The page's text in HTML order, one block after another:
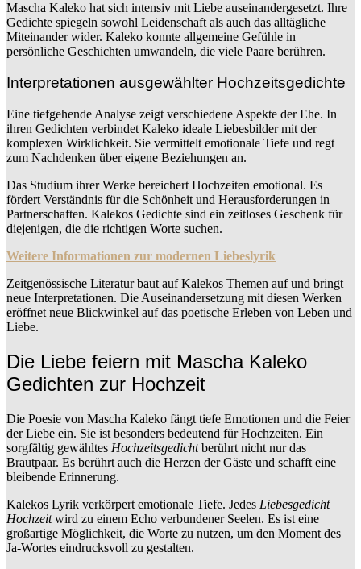
Mascha Kaleko hat sich intensiv mit Liebe auseinandergesetzt. Ihre
Gedichte spiegeln sowohl Leidenschaft als auch das alltägliche
Miteinander wider. Kaleko konnte allgemeine Gefühle in
persönliche Geschichten umwandeln, die viele Paare berühren.
Interpretationen ausgewählter Hochzeitsgedichte
Eine tiefgehende Analyse zeigt verschiedene Aspekte der Ehe. In
ihren Gedichten verbindet Kaleko ideale Liebesbilder mit der
komplexen Wirklichkeit. Sie vermittelt emotionale Tiefe und regt
zum Nachdenken über eigene Beziehungen an.
Das Studium ihrer Werke bereichert Hochzeiten emotional. Es
fördert Verständnis für die Schönheit und Herausforderungen in
Partnerschaften. Kalekos Gedichte sind ein zeitloses Geschenk für
diejenigen, die die richtigen Worte suchen.
Weitere Informationen zur modernen Liebeslyrik
Zeitgenössische Literatur baut auf Kalekos Themen auf und bringt
neue Interpretationen. Die Auseinandersetzung mit diesen Werken
eröffnet neue Blickwinkel auf das poetische Erleben von Leben und
Liebe.
Die Liebe feiern mit Mascha Kaleko
Gedichten zur Hochzeit
Die Poesie von Mascha Kaleko fängt tiefe Emotionen und die Feier
der Liebe ein. Sie ist besonders bedeutend für Hochzeiten. Ein
sorgfältig gewähltes Hochzeitsgedichtberührt nicht nur das
Brautpaar. Es berührt auch die Herzen der Gäste und schafft eine
bleibende Erinnerung.
Kalekos Lyrik verkörpert emotionale Tiefe. Jedes Liebesgedicht
Hochzeitwird zu einem Echo verbundener Seelen. Es ist eine
großartige Möglichkeit, die Worte zu nutzen, um den Moment des
Ja-Wortes eindrucksvoll zu gestalten.